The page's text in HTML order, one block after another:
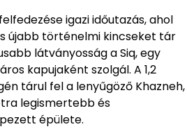
igazi időutazás, ahol
újabb történelmi kincseket tár
látványosság a Siq, egy
kapujaként szolgál. A 1,2
tárul fel a lenyűgöző Khazneh,
legismertebb és
épülete.